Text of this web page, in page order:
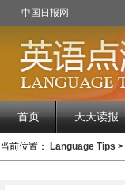
中国日报网
首页 天天读报
当前位置： Language Tips >